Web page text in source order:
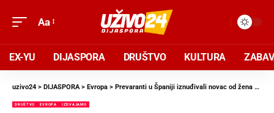
Aa
EX-YU DIJASPORA DRUŠTVO KULTURA
uzivo24 > DIJASPORA> Evropa > Prevaranti u Španiji iznuđivali novac od žena predstavljajući se kao Brad Pitt
DRUŠTVO EVROPA IZDVAJAMO